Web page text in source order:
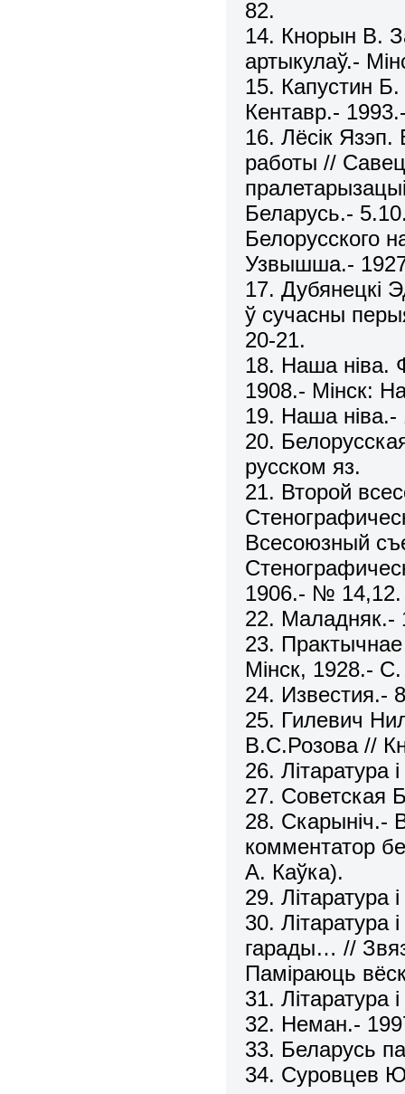
82.
14. Кнорын В.
артыкулаў.-
15. Капустин
Кентавр.-
16. Лёсік Язэп.
работы //
Беларусь.-
Белорусского
Узвышша.-
17. Дубянецкі
ў сучасны
20-21.
18. Наша ніва.
1908.- Мінск:
19. Наша ніва.-
20.
русском яз.
21. Второй
Всесоюзный
1906.- № 14,12.
22.
23.
Мінск, 1928.-
24. Известия.-
25. Гилевич
В.С.Розова //
26. Літаратура
27. Советская
28. Скарыніч.-
комментатор
А. Каўка).
29. Літаратура
30. Літаратура
гарады… //
Паміраюць
31. Літаратура
32. Неман.-
33. Беларусь
34. Суровцев